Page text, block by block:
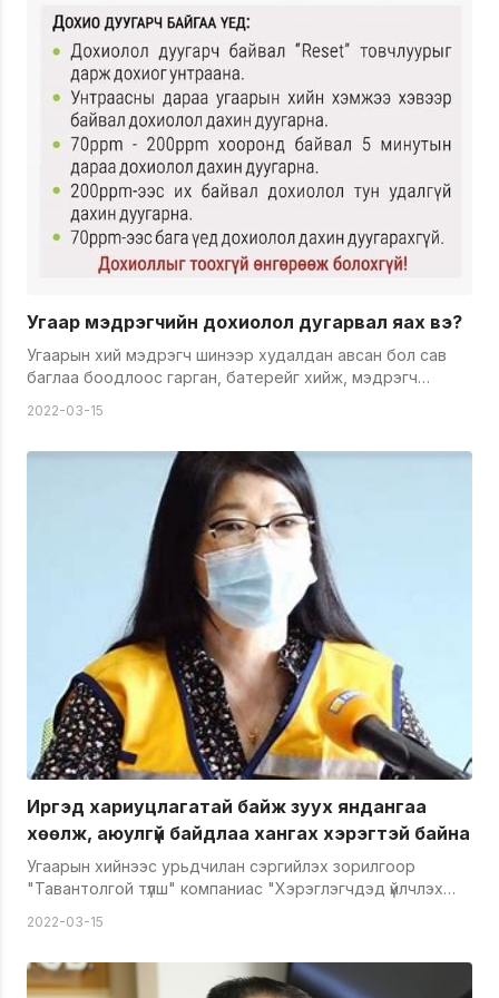
Угаар мэдрэгчийн дохиолол дугарвал яах вэ?
Угаарын хий мэдрэгч шинээр худалдан авсан бол сав
баглаа боодлоос гарган, батерейг хийж, мэдрэгч
үед нэг удаа улаан гэрэл анивчин, шингэнэсэн дуу гарна.
унтлагын өрөө гээд өрөө бүрт байрлуулбал илүү
найдвартай. Учир нь өрөө бүрийн өгөөр сэлгэлт өөр
байдаг. Ажиллаж байгаа угаар мэдрэгч 30-40 сек
тутамд цэнхэр гэрэл анивчина. Цэнхэр &ndash; аюулгүй
Шар &ndash; аюултай &nbsp; &nbsp; &nbsp; Улаан &ndash;
угаар ялгарч байна гэсэн дохио ирдэг. Нэгэнт дохио
ирвэл "RESET" товчийг дараарай. Угаар ялгарч байгаа
нь баталгаа бол "RESET" товчийг дарсны дараа: РРМ
70-аас доош байвал дахин дохиолол дугарахгүй. РРМ
70-200 байвал 5 минутын дараа РРМ 200-аас дээш
буюу "аюултай түвшинд" байвал тун удалгүй дахин
дугарна. Энэ тохиолдолд яаралтай гаар сэлгэлт хийн,
халуун бүлээн юм уун, гэр бүлийн гишүүн бүрийн эрүүл мэндийн
байдлыг сайтар хянаарай. Дохиоллыг тоохгүй өнгөрөөж
болохгүй.
2022-03-15
Иргэд хариуцлагатай байж зуух яндангаа
хөөлж, аюулгүй байдлаа хангах хэрэгтэй байна
Угаарын хийнээс урьдчилан сэргийлэх зорилгоор
"Тавантолгой түлш" компаниас "Хэрэглэгчдэд үйлчлэх
сэрэмжлүүлэх заавар зөвлөмжийг хүргэж бүх дүүрэгт
2022-03-15